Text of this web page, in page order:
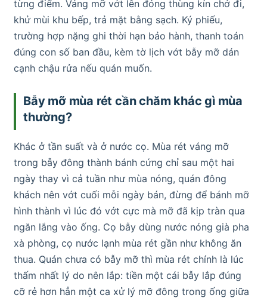
từng điểm. Váng mỡ vớt lên đóng thùng kín chở đi,
khử mùi khu bếp, trả mặt bằng sạch. Ký phiếu,
trường hợp nặng ghi thời hạn bảo hành, thanh toán
đúng con số ban đầu, kèm tờ lịch vớt bẫy mỡ dán
cạnh chậu rửa nếu quán muốn.
Bẫy mỡ mùa rét cần chăm khác gì mùa
thường?
Khác ở tần suất và ở nước cọ. Mùa rét váng mỡ
trong bẫy đông thành bánh cứng chỉ sau một hai
ngày thay vì cả tuần như mùa nóng, quán đông
khách nên vớt cuối mỗi ngày bán, đừng để bánh mỡ
hình thành vì lúc đó vớt cực mà mỡ đã kịp tràn qua
ngăn lắng vào ống. Cọ bẫy dùng nước nóng già pha
xà phòng, cọ nước lạnh mùa rét gần như không ăn
thua. Quán chưa có bẫy mỡ thì mùa rét chính là lúc
thấm nhất lý do nên lắp: tiền một cái bẫy lắp đúng
cỡ rẻ hơn hẳn một ca xử lý mỡ đông trong ống giữa